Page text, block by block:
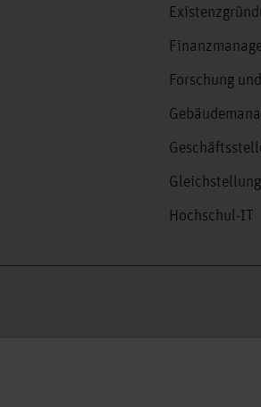
Forschung
Gleichstellung
Hochschul-IT